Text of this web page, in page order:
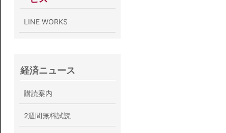
LINE WORKS
経済ニュース
購読案内
2週間無料試読